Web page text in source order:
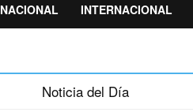
NACIONAL INTERNACIONAL
Noticia del Día